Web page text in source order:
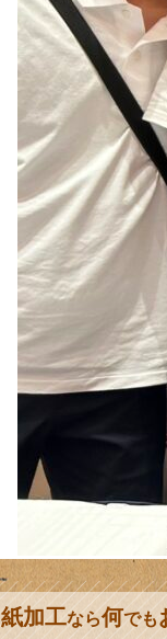
紙加工なら何でも